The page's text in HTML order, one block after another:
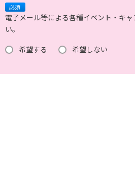
1.当社の推奨するインターネット環境にて
なお、不具合の生じたデータについては
※推奨環境についてはTOYOTAメーカーサ
必須
電子メール等による各種イベント・キ
い。
希望する
希望しない